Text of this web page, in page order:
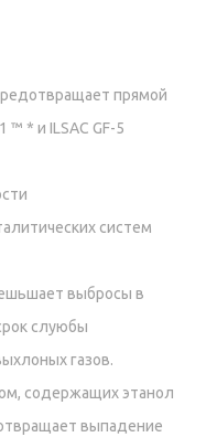
прямой
* и ILSAC GF-5
систем
выбросы в
слуюбы
газов.
содержащих этанол
выпадение